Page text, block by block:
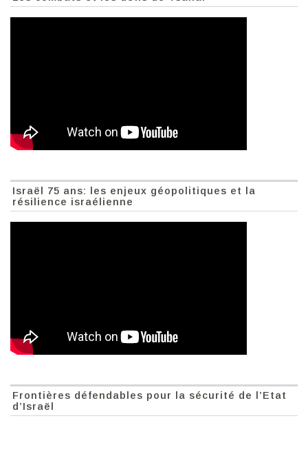
Israël 75 ans: les enjeux géopolitiques et la
résilience israélienne
Frontières défendables pour la sécurité de l’Etat
d’Israël